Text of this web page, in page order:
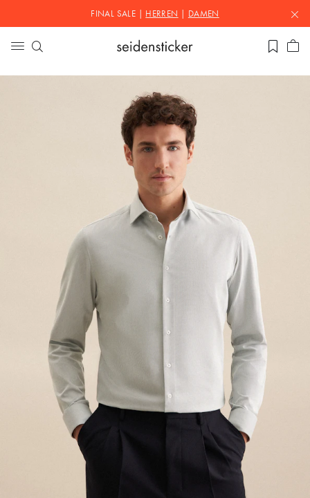
FINAL SALE | HERREN DAMEN